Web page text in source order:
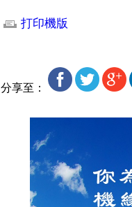
打印機版
分享至：